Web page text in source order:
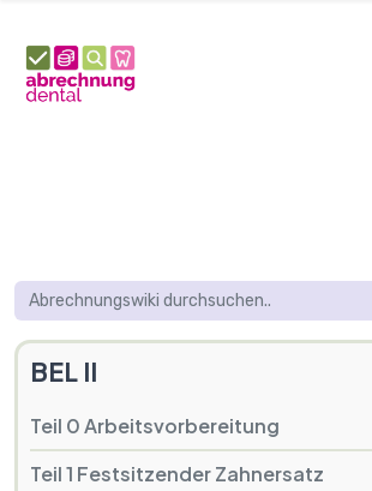
BEL II
Teil 0 Arbeitsvorbereitung
Teil 1 Festsitzender Zahnersatz